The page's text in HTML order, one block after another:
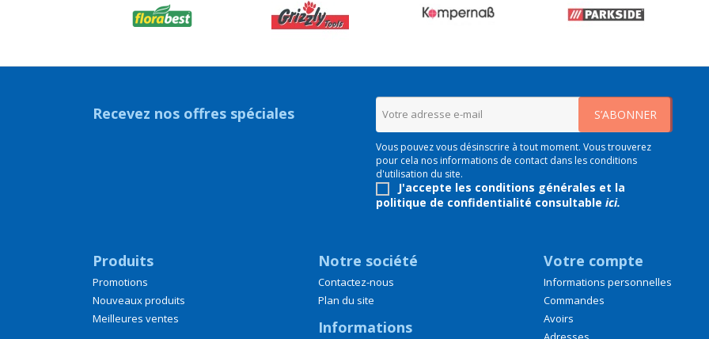
Recevez nos offres spéciales
Vous pouvez vous désinscrire à tout moment. Vous trouverez
pour cela nos informations de contact dans les conditions
d'utilisation du site.
J'accepte les conditions générales et la
politique de confidentialité consultable ici.
Produits
Promotions
Nouveaux produits
Meilleures ventes
Notre société
Contactez-nous
Plan du site
Informations
Votre compte
Informations personnelles
Commandes
Avoirs